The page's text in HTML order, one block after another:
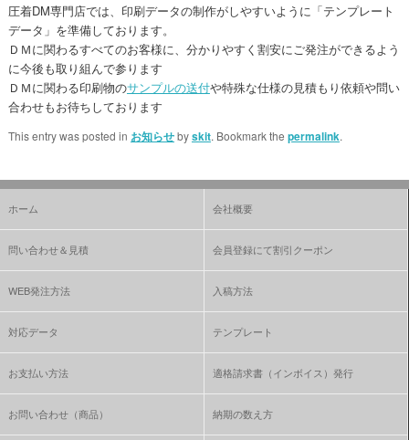
圧着DM専門店では、印刷データの制作がしやすいように「テンプレート
データ」を準備しております。
ＤＭに関わるすべてのお客様に、分かりやすく割安にご発注ができるよう
に今後も取り組んで参ります
ＤＭに関わる印刷物のサンプルの送付や特殊な仕様の見積もり依頼や問い
合わせもお待ちしております
This entry was posted in お知らせbyskit. Bookmark the permalink.
ホーム 会社概要
問い合わせ＆見積 会員登録にて割引クーポン
WEB発注方法 入稿方法
対応データ テンプレート
お支払い方法 適格請求書（インボイス）発行
お問い合わせ（商品） 納期の数え方